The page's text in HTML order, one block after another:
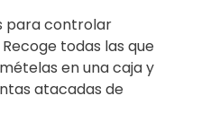
para controlar
todas las que
en una caja y
atacadas de